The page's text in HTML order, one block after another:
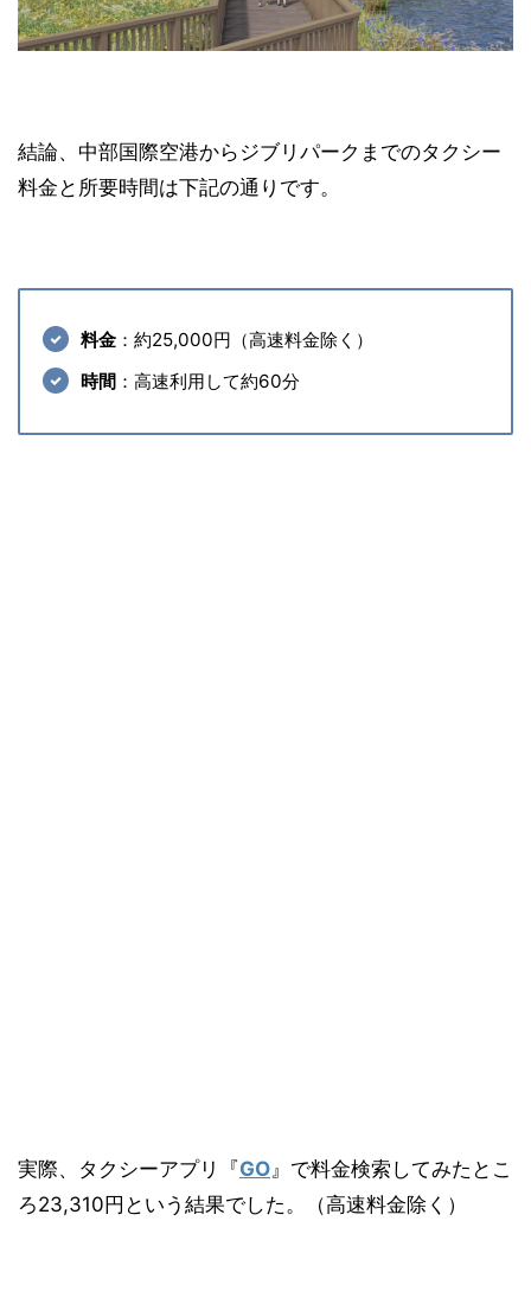
結論、中部国際空港からジブリパークまでのタクシー
料金と所要時間は下記の通りです。
料金 ：約25,000円（高速料金除く）
時間 ：高速利用して約60分
実際、タクシーアプリ『GO』で料金検索してみたとこ
ろ23,310円という結果でした。（高速料金除く）